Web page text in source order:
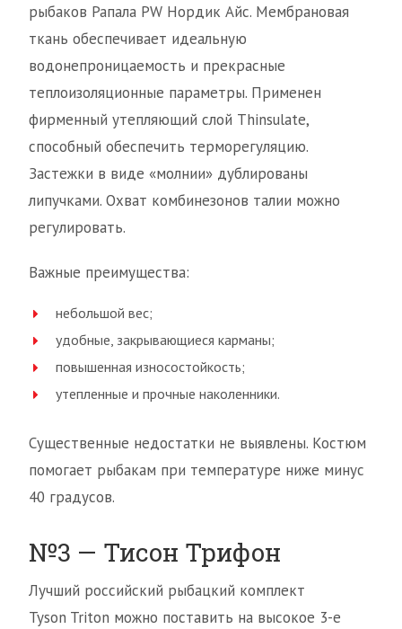
рыбаков Рапала PW Нордик Айс. Мембрановая
ткань обеспечивает идеальную
водонепроницаемость и прекрасные
теплоизоляционные параметры. Применен
фирменный утепляющий слой Thinsulate,
способный обеспечить терморегуляцию.
Застежки в виде «молнии» дублированы
липучками. Охват комбинезонов талии можно
регулировать.
Важные преимущества:
небольшой вес;
удобные, закрывающиеся карманы;
повышенная износостойкость;
утепленные и прочные наколенники.
Существенные недостатки не выявлены. Костюм
помогает рыбакам при температуре ниже минус
40 градусов.
№3 — Тисон Трифон
Лучший российский рыбацкий комплект
Tyson Triton можно поставить на высокое 3-е